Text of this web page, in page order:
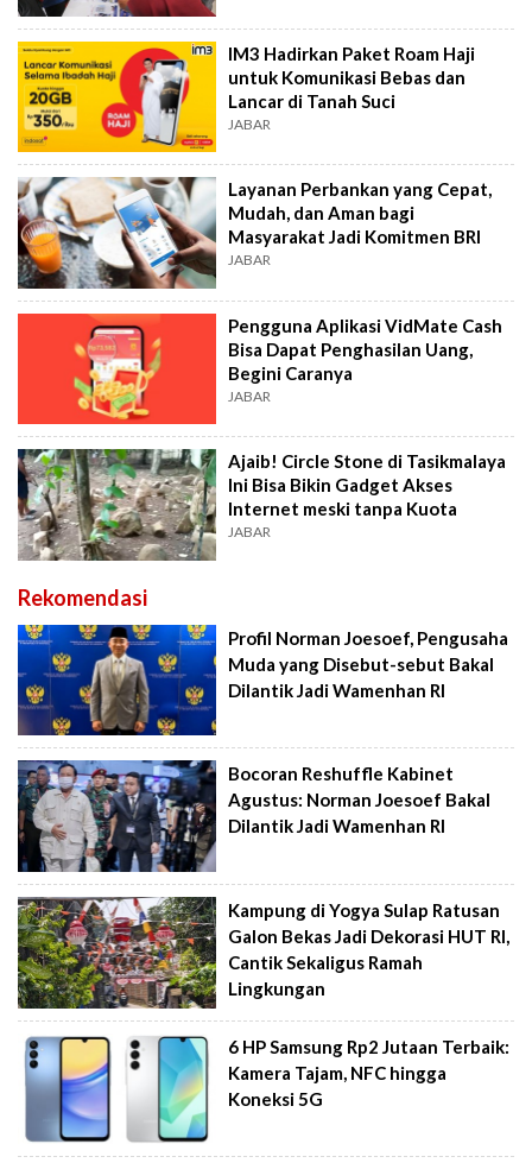
IM3 Hadirkan Paket Roam Haji
untuk Komunikasi Bebas dan
Lancar di Tanah Suci
JABAR
Layanan Perbankan yang Cepat,
Mudah, dan Aman bagi
Masyarakat Jadi Komitmen BRI
JABAR
Pengguna Aplikasi VidMate Cash
Bisa Dapat Penghasilan Uang,
Begini Caranya
JABAR
Ajaib! Circle Stone di Tasikmalaya
Ini Bisa Bikin Gadget Akses
Internet meski tanpa Kuota
JABAR
Rekomendasi
Profil Norman Joesoef, Pengusaha
Muda yang Disebut-sebut Bakal
Dilantik Jadi Wamenhan RI
Bocoran Reshuffle Kabinet
Agustus: Norman Joesoef Bakal
Dilantik Jadi Wamenhan RI
Kampung di Yogya Sulap Ratusan
Galon Bekas Jadi Dekorasi HUT RI,
Cantik Sekaligus Ramah
Lingkungan
6 HP Samsung Rp2 Jutaan Terbaik:
Kamera Tajam, NFC hingga
Koneksi 5G